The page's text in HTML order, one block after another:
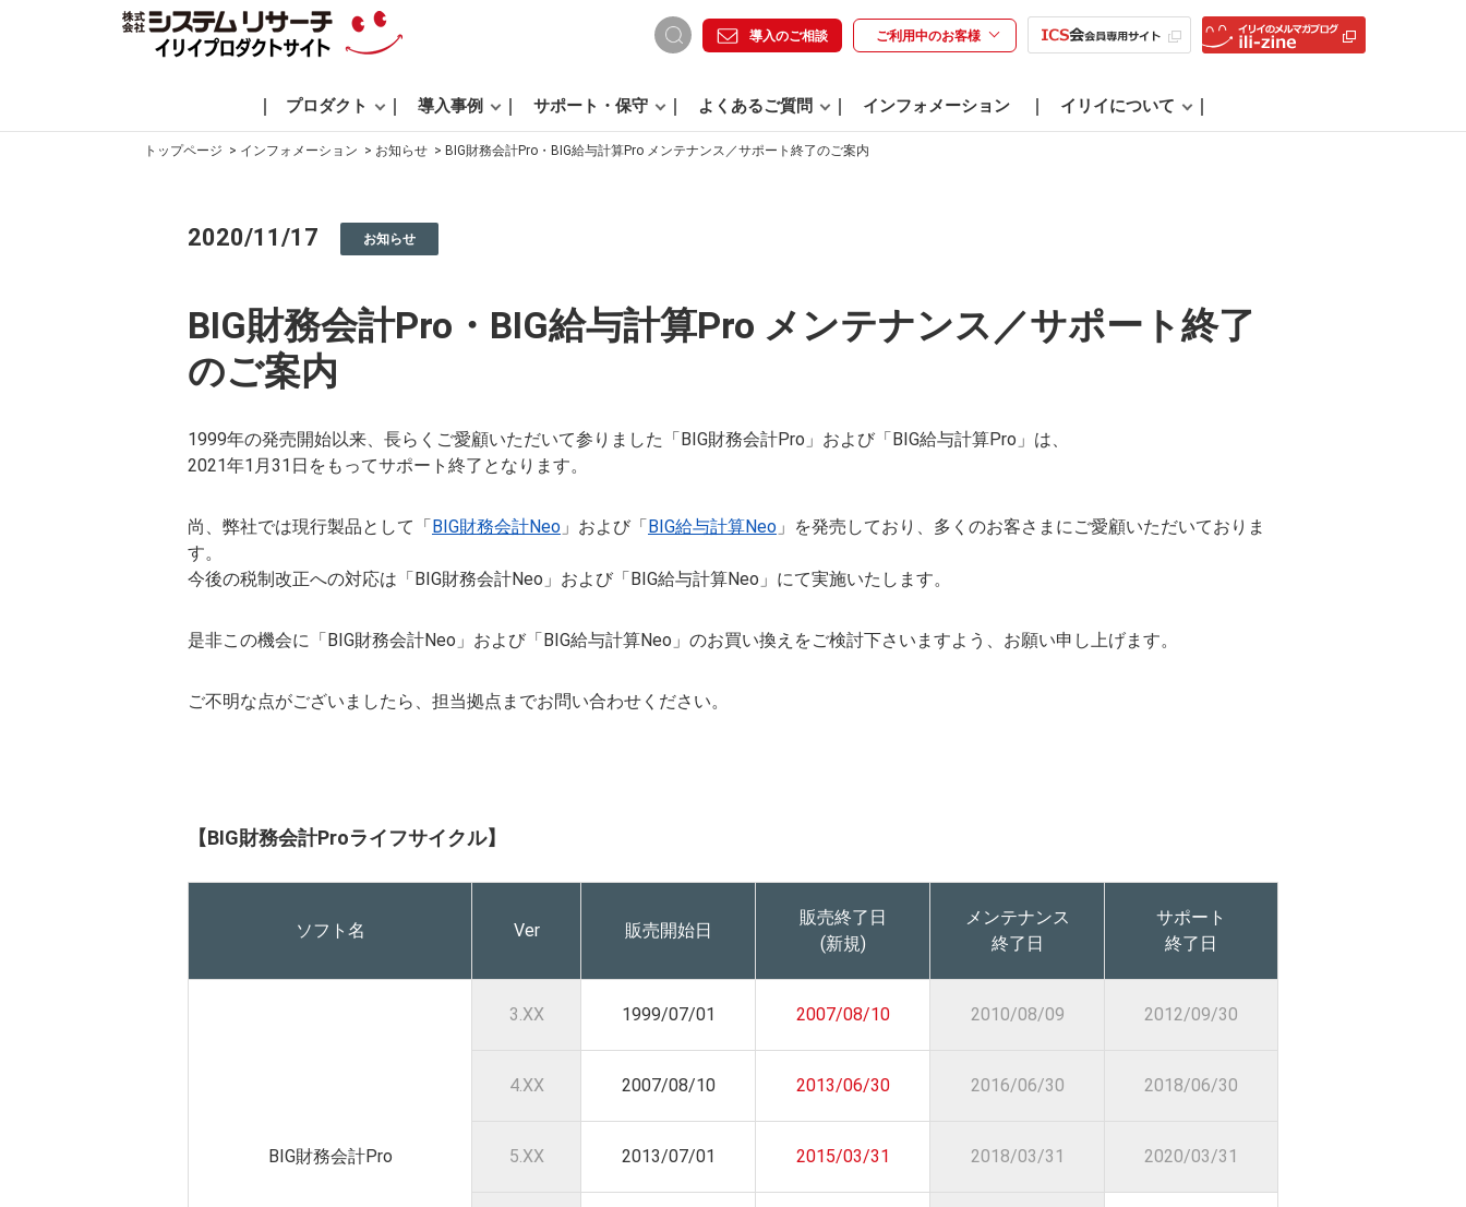
導入のご相談 ご利用中のお客様
プロダクト 導入事例 サポート・保守 よくあるご質問 インフォメーション イリイについて
トップページ インフォメーション お知らせ BIG財務会計Pro・BIG給与計算Pro メンテナンス／サポート終了のご案内
2020/11/17 お知らせ
BIG財務会計Pro・BIG給与計算Pro メンテナンス／サポート終了
のご案内
1999年の発売開始以来、長らくご愛顧いただいて参りました「BIG財務会計Pro」および「BIG給与計算Pro」は、
2021年1月31日をもってサポート終了となります。
尚、弊社では現行製品として「BIG財務会計Neo 」および「BIG給与計算Neo 」を発売しており、多くのお客さまにご愛顧いただいておりま
す。
今後の税制改正への対応は「BIG財務会計Neo」および「BIG給与計算Neo」にて実施いたします。
是非この機会に「BIG財務会計Neo」および「BIG給与計算Neo」のお買い換えをご検討下さいますよう、お願い申し上げます。
ご不明な点がございましたら、担当拠点までお問い合わせください。
【BIG財務会計Proライフサイクル】
ソフト名 Ver 販売開始日
販売終了日
(新規)
メンテナンス
終了日
サポート
終了日
BIG財務会計Pro
3.XX 1999/07/01 2007/08/10 2010/08/09 2012/09/30
4.XX 2007/08/10 2013/06/30 2016/06/30 2018/06/30
5.XX 2013/07/01 2015/03/31 2018/03/31 2020/03/31